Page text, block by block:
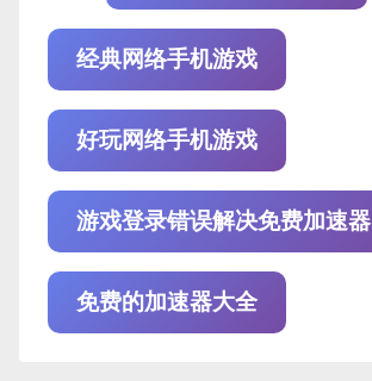
经典网络手机游戏
好玩网络手机游戏
游戏登录错误解决免费加速器
免费的加速器大全